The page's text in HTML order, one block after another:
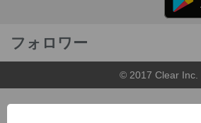
フォロワー
© 2017 Clear Inc.